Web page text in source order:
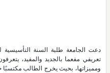
دعت الجامعة طلبة السنة
تعريفي مفعما بالجديد والمفيد،
ومميزاتها، بحيث يخرج الطالب